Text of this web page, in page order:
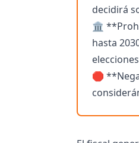
decidirá
🏛️
hasta
🛑